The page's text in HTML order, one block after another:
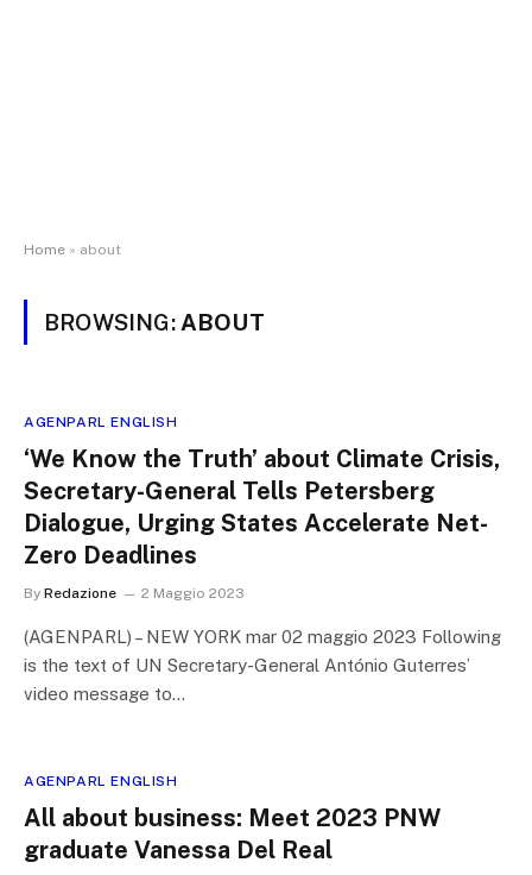
Home » about
BROWSING: ABOUT
AGENPARL ENGLISH
‘We Know the Truth’ about Climate Crisis,
Secretary-General Tells Petersberg
Dialogue, Urging States Accelerate Net-
Zero Deadlines
By Redazione 2 Maggio 2023
(AGENPARL) – NEW YORK mar 02 maggio 2023 Following
is the text of UN Secretary-General António Guterres’
video message to…
AGENPARL ENGLISH
All about business: Meet 2023 PNW
graduate Vanessa Del Real